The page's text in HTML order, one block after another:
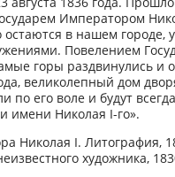
Императором
в нашем городе,
Повелением
горы раздвинулись и
великолепный дом
по его воле и будут
имени Николая I-го».
Николая I. Литография,
художника,